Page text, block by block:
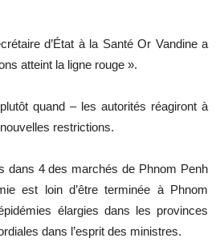
d’État à la Santé Or Vandine a
atteint la ligne rouge ».
quand – les autorités réagiront à
restrictions.
dans 4 des marchés de Phnom Penh
est loin d’être terminée à Phnom
élargies dans les provinces
dans l’esprit des ministres.